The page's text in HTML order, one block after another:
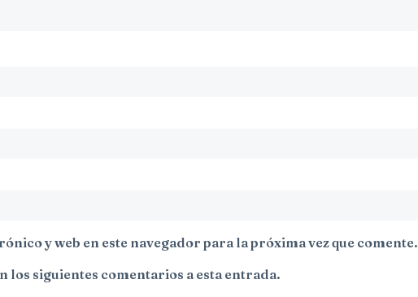
y web en este navegador para la próxima vez que comente.
siguientes comentarios a esta entrada.